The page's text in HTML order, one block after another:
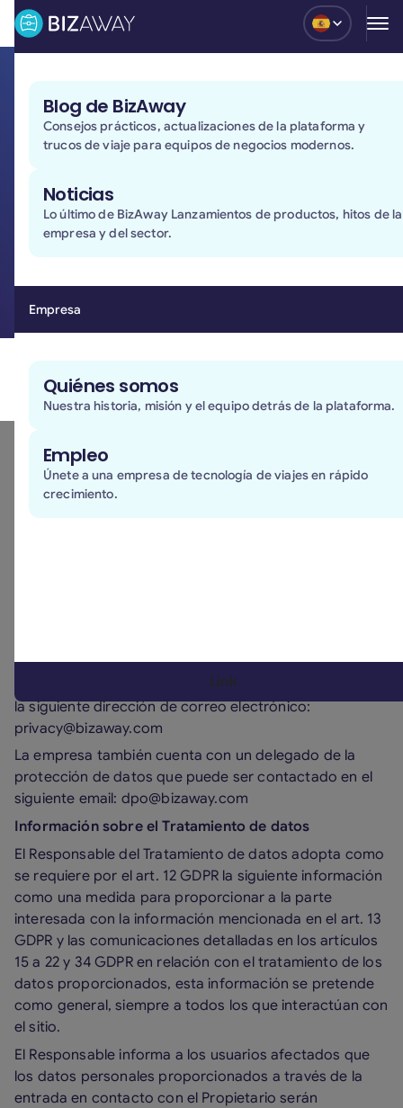
Blog
Blog de BizAway
Consejos prácticos, actualizaciones de la plataforma y
trucos de viaje para equipos de negocios modernos.
Noticias
Lo último de BizAway Lanzamientos de productos, hitos de la
empresa y del sector.
Empresa
Quiénes somos
Nuestra historia, misión y el equipo detrás de la plataforma.
Empleo
Únete a una empresa de tecnología de viajes en rápido
crecimiento.
Link
Privacidad y politica de
cookies
Este documento se refiere a las políticas de
privacidad de los datos personales tratados por la
empresa
BizAway S.r.l. SB– C.F./P.I. 01775640939
Tel. 045.786.00.70 – Pec bizaway@pec.it – e-mail
privacy@bizaway.com
como el tratamiento de los datos personales realizado
por la Empresa, que puede ser contactado a través de
la siguiente dirección de correo electrónico:
privacy@bizaway.com
La empresa también cuenta con un delegado de la
protección de datos que puede ser contactado en el
siguiente email: dpo@bizaway.com
Información sobre el Tratamiento de datos
El Responsable del Tratamiento de datos adopta como
se requiere por el art. 12 GDPR la siguiente información
como una medida para proporcionar a la parte
interesada con la información mencionada en el art. 13
GDPR y las comunicaciones detalladas en los artículos
15 a 22 y 34 GDPR en relación con el tratamiento de los
datos proporcionados, esta información se pretende
como general, siempre a todos los que interactúan con
el sitio.
El Responsable informa a los usuarios afectados que
los datos personales proporcionados a través de la
entrada en contacto con el Propietario serán